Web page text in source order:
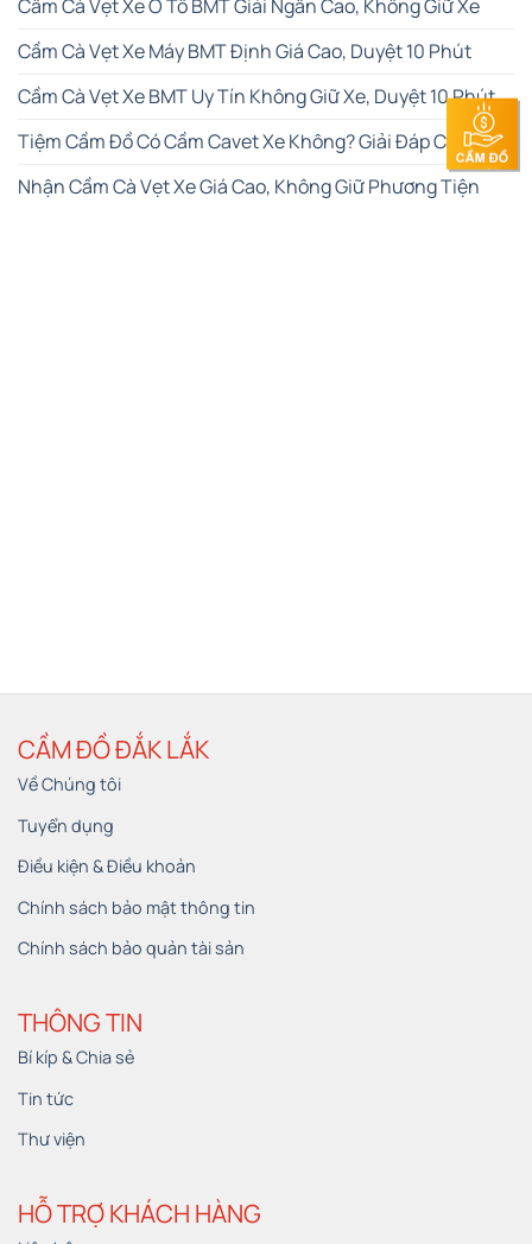
Cầm Cà Vẹt Xe Ô Tô BMT Giải Ngân Cao, Không Giữ Xe
Cầm Cà Vẹt Xe Máy BMT Định Giá Cao, Duyệt 10 Phút
Cầm Cà Vẹt Xe BMT Uy Tín Không Giữ Xe, Duyệt 10 Phút
Tiệm Cầm Đồ Có Cầm Cavet Xe Không? Giải Đáp Chi Tiết
Nhận Cầm Cà Vẹt Xe Giá Cao, Không Giữ Phương Tiện
CẦM ĐỒ ĐẮK LẮK
Về Chúng tôi
Tuyển dụng
Điều kiện & Điều khoản
Chính sách bảo mật thông tin
Chính sách bảo quản tài sản
THÔNG TIN
Bí kíp & Chia sẻ
Tin tức
Thư viện
HỖ TRỢ KHÁCH HÀNG